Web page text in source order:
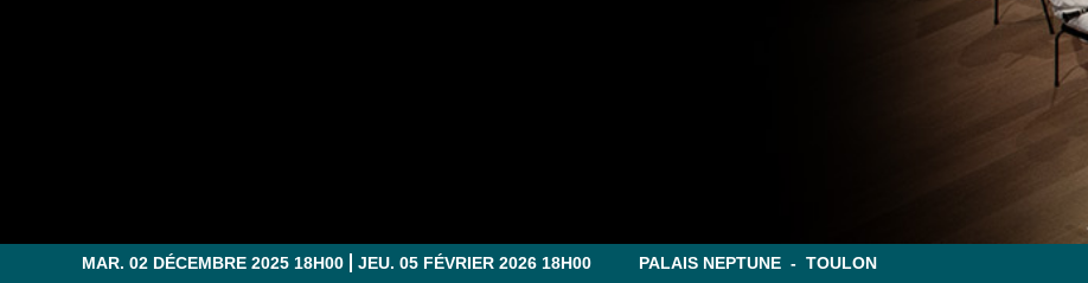
MAR. 02 DÉCEMBRE 2025 18H00 JEU. 05 FÉVRIER 2026 18H00 PALAIS NEPTUNE - TOULON